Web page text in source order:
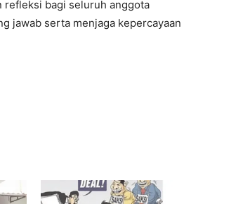
refleksi bagi seluruh anggota
jawab serta menjaga kepercayaan